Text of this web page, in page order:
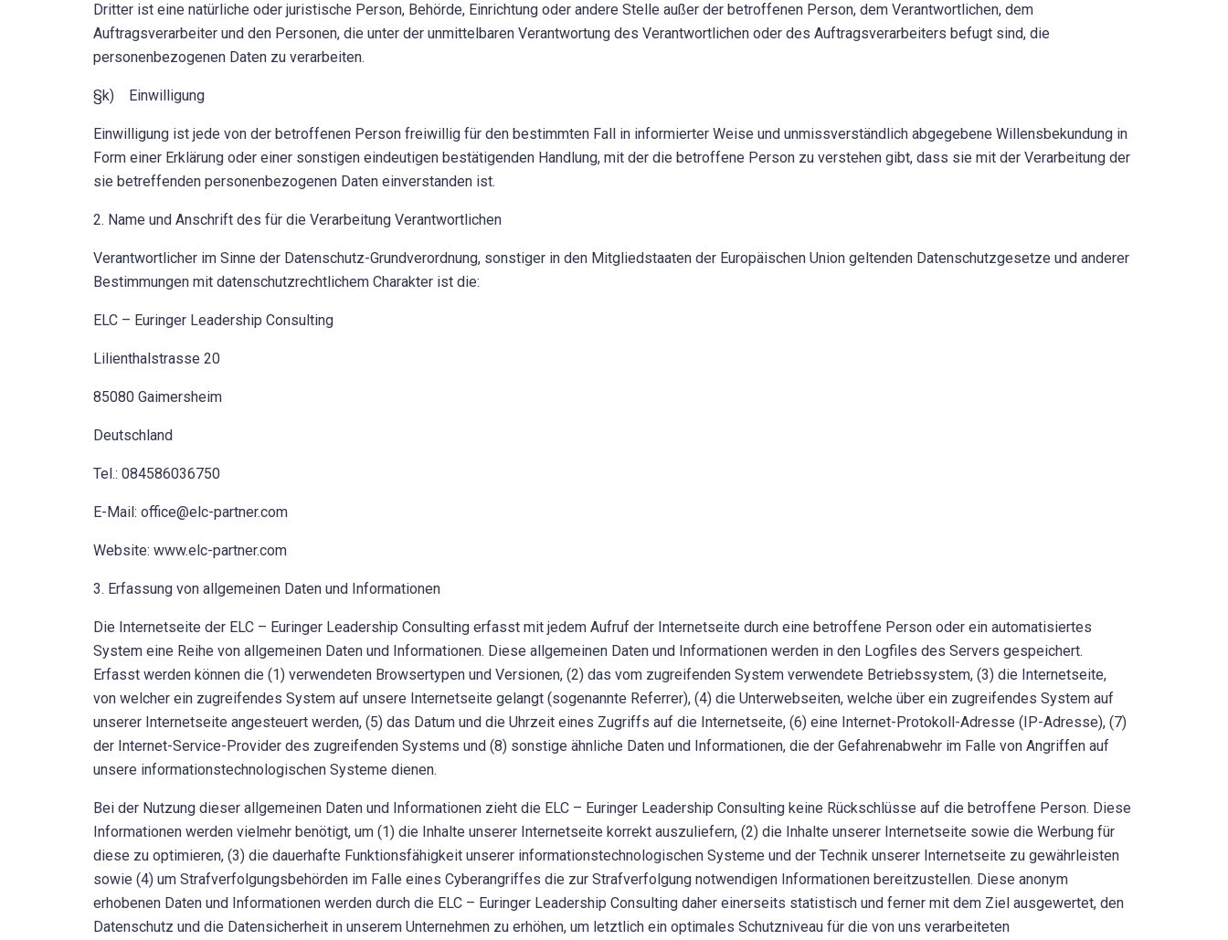
Dritter ist eine natürliche oder juristische Person, Behörde, Einrichtung oder andere Stelle außer der betroffenen Person, dem Verantwortlichen, dem
Auftragsverarbeiter und den Personen, die unter der unmittelbaren Verantwortung des Verantwortlichen oder des Auftragsverarbeiters befugt sind, die
personenbezogenen Daten zu verarbeiten.
§k) Einwilligung
Einwilligung ist jede von der betroffenen Person freiwillig für den bestimmten Fall in informierter Weise und unmissverständlich abgegebene Willensbekundung in
Form einer Erklärung oder einer sonstigen eindeutigen bestätigenden Handlung, mit der die betroffene Person zu verstehen gibt, dass sie mit der Verarbeitung der
sie betreffenden personenbezogenen Daten einverstanden ist.
2. Name und Anschrift des für die Verarbeitung Verantwortlichen
Verantwortlicher im Sinne der Datenschutz-Grundverordnung, sonstiger in den Mitgliedstaaten der Europäischen Union geltenden Datenschutzgesetze und anderer
Bestimmungen mit datenschutzrechtlichem Charakter ist die:
ELC – Euringer Leadership Consulting
Lilienthalstrasse 20
85080 Gaimersheim
Deutschland
Tel.: 084586036750
E-Mail: office@elc-partner.com
Website: www.elc-partner.com
3. Erfassung von allgemeinen Daten und Informationen
Die Internetseite der ELC – Euringer Leadership Consulting erfasst mit jedem Aufruf der Internetseite durch eine betroffene Person oder ein automatisiertes
System eine Reihe von allgemeinen Daten und Informationen. Diese allgemeinen Daten und Informationen werden in den Logfiles des Servers gespeichert.
Erfasst werden können die (1) verwendeten Browsertypen und Versionen, (2) das vom zugreifenden System verwendete Betriebssystem, (3) die Internetseite,
von welcher ein zugreifendes System auf unsere Internetseite gelangt (sogenannte Referrer), (4) die Unterwebseiten, welche über ein zugreifendes System auf
unserer Internetseite angesteuert werden, (5) das Datum und die Uhrzeit eines Zugriffs auf die Internetseite, (6) eine Internet-Protokoll-Adresse (IP-Adresse), (7)
der Internet-Service-Provider des zugreifenden Systems und (8) sonstige ähnliche Daten und Informationen, die der Gefahrenabwehr im Falle von Angriffen auf
unsere informationstechnologischen Systeme dienen.
Bei der Nutzung dieser allgemeinen Daten und Informationen zieht die ELC – Euringer Leadership Consulting keine Rückschlüsse auf die betroffene Person. Diese
Informationen werden vielmehr benötigt, um (1) die Inhalte unserer Internetseite korrekt auszuliefern, (2) die Inhalte unserer Internetseite sowie die Werbung für
diese zu optimieren, (3) die dauerhafte Funktionsfähigkeit unserer informationstechnologischen Systeme und der Technik unserer Internetseite zu gewährleisten
sowie (4) um Strafverfolgungsbehörden im Falle eines Cyberangriffes die zur Strafverfolgung notwendigen Informationen bereitzustellen. Diese anonym
erhobenen Daten und Informationen werden durch die ELC – Euringer Leadership Consulting daher einerseits statistisch und ferner mit dem Ziel ausgewertet, den
Datenschutz und die Datensicherheit in unserem Unternehmen zu erhöhen, um letztlich ein optimales Schutzniveau für die von uns verarbeiteten